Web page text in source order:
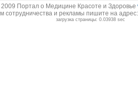
Портал о Медицине Красоте и Здоровье
сотрудничества и рекламы пишите на
загрузка страницы: 0.03938 sec